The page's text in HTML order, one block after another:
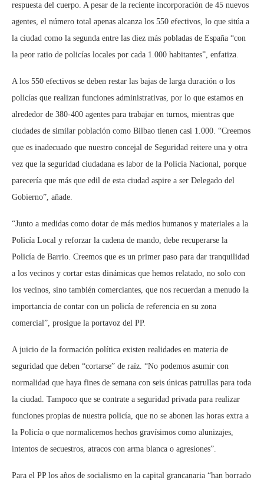
respuesta del cuerpo. A pesar de la reciente incorporación de 45 nuevos
agentes, el número total apenas alcanza los 550 efectivos, lo que sitúa a
la ciudad como la segunda entre las diez más pobladas de España “con
la peor ratio de policías locales por cada 1.000 habitantes”, enfatiza.
A los 550 efectivos se deben restar las bajas de larga duración o los
policías que realizan funciones administrativas, por lo que estamos en
alrededor de 380-400 agentes para trabajar en turnos, mientras que
ciudades de similar población como Bilbao tienen casi 1.000. “Creemos
que es inadecuado que nuestro concejal de Seguridad reitere una y otra
vez que la seguridad ciudadana es labor de la Policía Nacional, porque
parecería que más que edil de esta ciudad aspire a ser Delegado del
Gobierno”, añade.
“Junto a medidas como dotar de más medios humanos y materiales a la
Policía Local y reforzar la cadena de mando, debe recuperarse la
Policía de Barrio. Creemos que es un primer paso para dar tranquilidad
a los vecinos y cortar estas dinámicas que hemos relatado, no solo con
los vecinos, sino también comerciantes, que nos recuerdan a menudo la
importancia de contar con un policía de referencia en su zona
comercial”, prosigue la portavoz del PP.
A juicio de la formación política existen realidades en materia de
seguridad que deben “cortarse” de raíz. “No podemos asumir con
normalidad que haya fines de semana con seis únicas patrullas para toda
la ciudad. Tampoco que se contrate a seguridad privada para realizar
funciones propias de nuestra policía, que no se abonen las horas extra a
la Policía o que normalicemos hechos gravísimos como alunizajes,
intentos de secuestros, atracos con arma blanca o agresiones”.
Para el PP los años de socialismo en la capital grancanaria “han borrado